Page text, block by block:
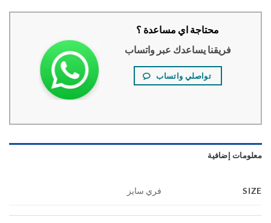
محتاجة اي مساعدة ؟
فريقنا يساعدك عبر واتساب
تواصلي واتساب
إضافية
فري سايز